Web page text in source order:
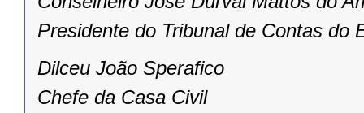
Presidente do Tribunal de Contas do
Dilceu João Sperafico
Chefe da Casa Civil